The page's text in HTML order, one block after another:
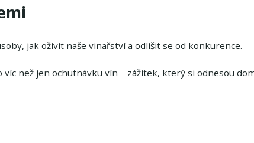
jak oživit naše vinařství a odlišit se od konkurence.
než jen ochutnávku vín – zážitek, který si odnesou